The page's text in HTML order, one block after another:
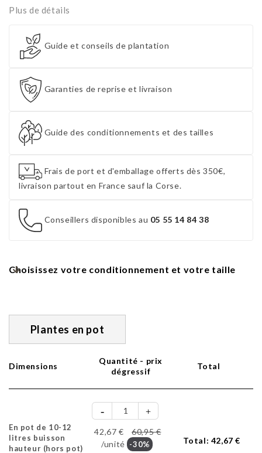
Plus de détails
Guide et conseils de plantation
Garanties de reprise et livraison
Guide des conditionnements et des tailles
Frais de port et d'emballage offerts dès 350€,
livraison partout en France sauf la Corse.
Conseillers disponibles au 05 55 14 84 38
Choisissez votre conditionnement et votre taille
Plantes en pot
Dimensions
Quantité - prix
dégressif
Total
En pot de 10-12
litres buisson
hauteur (hors pot)
42,67 €
60,95 €
/unité -30% Total: 42,67 €